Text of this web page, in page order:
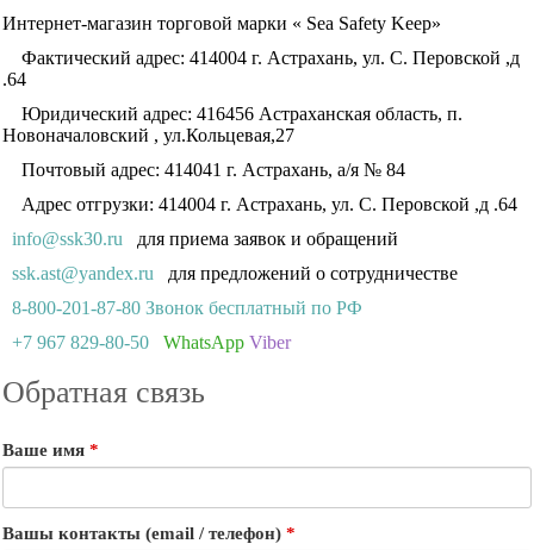
Интернет-магазин торговой марки « Sea Safety Keep»
Фактический адрес: 414004 г. Астрахань, ул. С. Перовской ,д
.64
Юридический адрес: 416456 Астраханская область, п.
Новоначаловский , ул.Кольцевая,27
Почтовый адрес: 414041 г. Астрахань, а/я № 84
Адрес отгрузки: 414004 г. Астрахань, ул. С. Перовской ,д .64
info@ssk30.ru для приема заявок и обращений
ssk.ast@yandex.ru для предложений о сотрудничестве
8-800-201-87-80 Звонок бесплатный по РФ
+7 967 829-80-50
WhatsApp Viber
Обратная связь
Ваше имя *
Вашы контакты (email / телефон) *